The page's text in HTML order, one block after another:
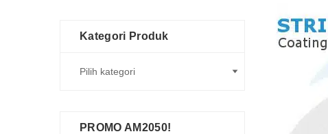
Kategori Produk
PROMO AM2050!